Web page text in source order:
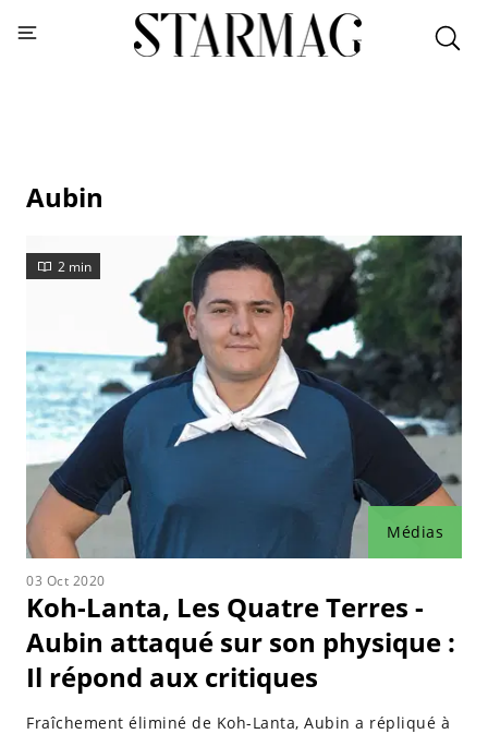
Aubin
Médias
2 min
03 Oct 2020
Koh-Lanta, Les Quatre Terres -
Aubin attaqué sur son physique :
Il répond aux critiques
Fraîchement éliminé de Koh-Lanta, Aubin a répliqué à